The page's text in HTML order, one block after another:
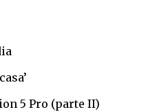
5 Pro (parte II)